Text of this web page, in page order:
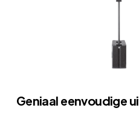
Geniaal eenvoudige